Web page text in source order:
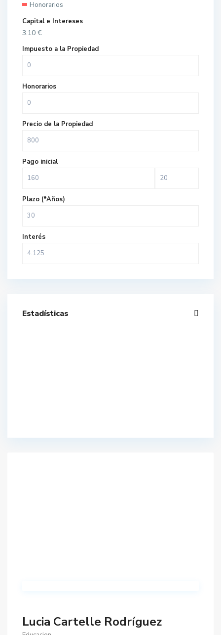
Honorarios
Capital e Intereses
3.10 €
Impuesto a la Propiedad
Honorarios
Precio de la Propiedad
Pago inicial
Plazo (*Años)
Interés
Estadísticas
Lucia Cartelle Rodríguez